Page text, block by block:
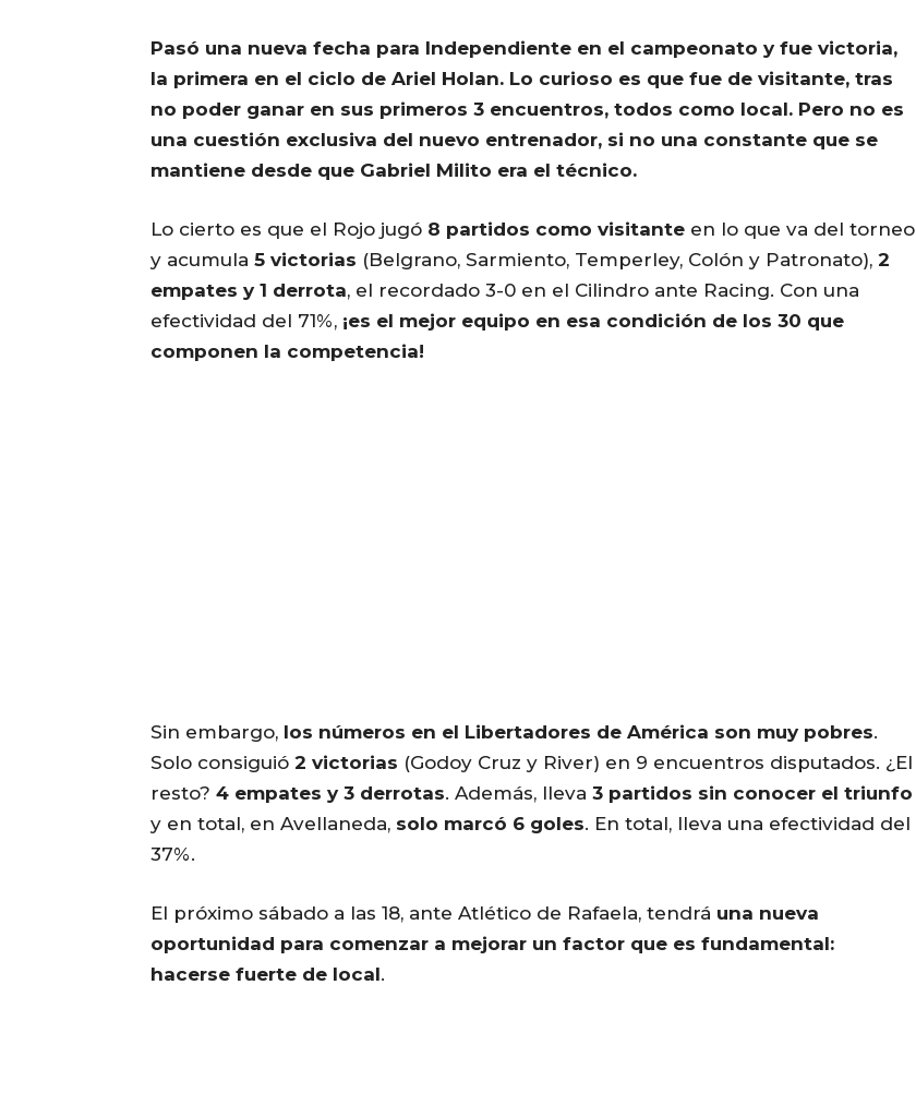
Pasó una nueva fecha para Independiente en el campeonato y fue victoria,
la primera en el ciclo de Ariel Holan. Lo curioso es que fue de visitante, tras
no poder ganar en sus primeros 3 encuentros, todos como local. Pero no es
una cuestión exclusiva del nuevo entrenador, si no una constante que se
mantiene desde que Gabriel Milito era el técnico.
Lo cierto es que el Rojo jugó 8 partidos como visitante en lo que va del torneo
y acumula 5 victorias (Belgrano, Sarmiento, Temperley, Colón y Patronato), 2
empates y 1 derrota, el recordado 3-0 en el Cilindro ante Racing. Con una
efectividad del 71%, ¡es el mejor equipo en esa condición de los 30 que
componen la competencia!
Sin embargo, los números en el Libertadores de América son muy pobres.
Solo consiguió 2 victorias (Godoy Cruz y River) en 9 encuentros disputados. ¿El
resto? 4 empates y 3 derrotas. Además, lleva 3 partidos sin conocer el triunfo
y en total, en Avellaneda, solo marcó 6 goles. En total, lleva una efectividad del
37%.
El próximo sábado a las 18, ante Atlético de Rafaela, tendrá una nueva
oportunidad para comenzar a mejorar un factor que es fundamental:
hacerse fuerte de local.